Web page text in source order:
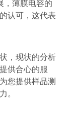
，薄膜电容的
认可，这代表
，现状的分析
供合心的服
您提供样品测
。